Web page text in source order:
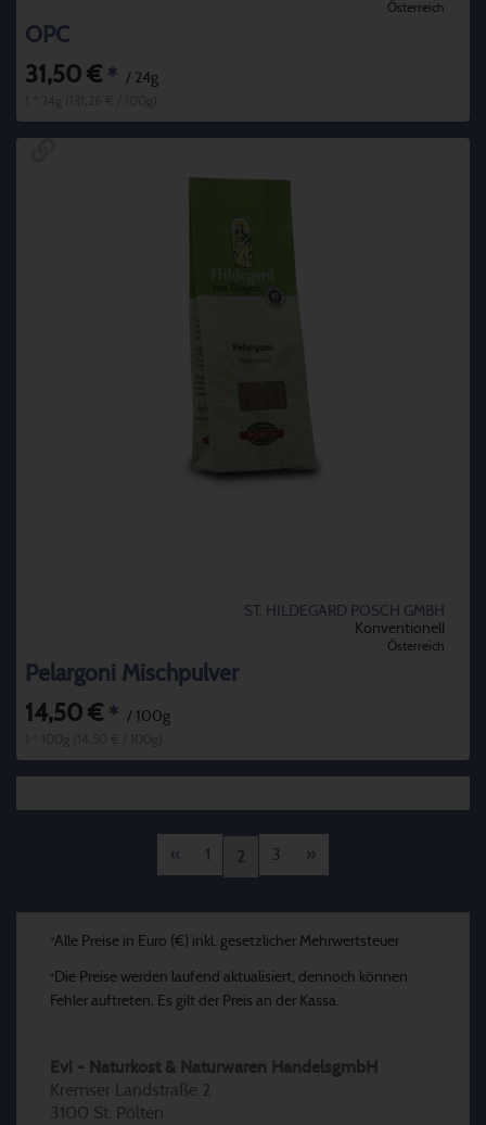
Österreich
OPC
31,50 € * / 24g
ST. HILDEGARD POSCH GMBH
Konventionell
Österreich
Pelargoni Mischpulver
14,50 € * / 100g
« 1 2 3 »
*Alle Preise in Euro (€) inkl. gesetzlicher Mehrwertsteuer
* Die Preise werden laufend aktualisiert, dennoch können
Fehler auftreten. Es gilt der Preis an der Kassa.
Evi - Naturkost & Naturwaren HandelsgmbH
Kremser Landstraße 2
3100 St. Pölten